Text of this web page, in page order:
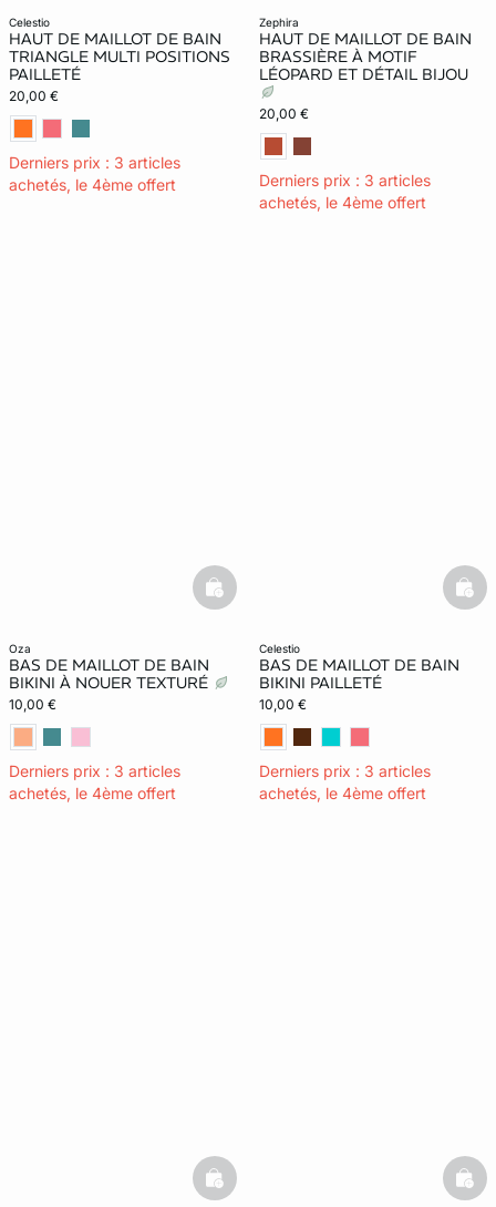
celestio
HAUT DE MAILLOT DE BAIN
TRIANGLE MULTI POSITIONS
PAILLETÉ
20,00 €
Derniers prix : 3 articles
achetés, le 4ème offert
zephira
HAUT DE MAILLOT DE BAIN
BRASSIÈRE À MOTIF
LÉOPARD ET DÉTAIL BIJOU
20,00 €
Derniers prix : 3 articles
achetés, le 4ème offert
oza
BAS DE MAILLOT DE BAIN
BIKINI À NOUER TEXTURÉ
10,00 €
Derniers prix : 3 articles
achetés, le 4ème offert
basketfull
celestio
BAS DE MAILLOT DE BAIN
BIKINI PAILLETÉ
10,00 €
Derniers prix : 3 articles
achetés, le 4ème offert
basketfull